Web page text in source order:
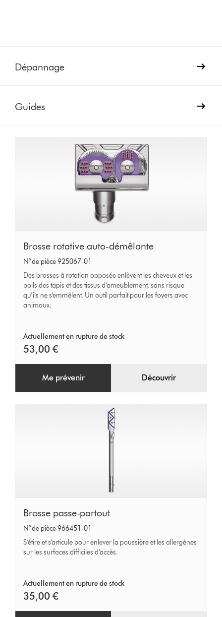
Dépannage
Guides
Brosse
rotative
auto-
démêlante
Brosse rotative auto-démêlante
N° de pièce 925067-01
Des brosses à rotation opposée enlèvent les cheveux et les
poils des tapis et des tissus d’ameublement, sans risque
qu’ils ne s’emmêlent. Un outil parfait pour les foyers avec
animaux.
Actuellement en rupture de stock
53,00 €
Me prévenir Découvrir
Brosse
passe-
partout
Brosse passe-partout
N° de pièce 966451-01
S’étire et s’articule pour enlever la poussière et les allergènes
sur les surfaces difficiles d’accès.
Actuellement en rupture de stock
35,00 €